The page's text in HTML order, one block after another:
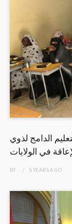
الدامج لذوي
في الولايات
BY 5 YEARSAGO